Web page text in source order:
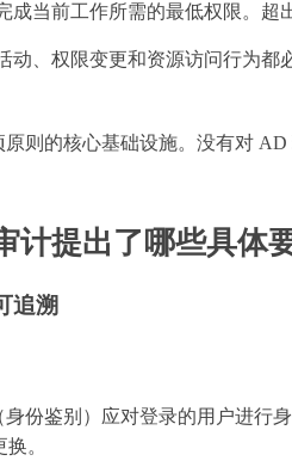
当前工作所需的最低权限。超
、权限变更和资源访问行为都
原则的核心基础设施。没有对
计提出了哪些具体
追溯
身份鉴别）应对登录的用户进
。